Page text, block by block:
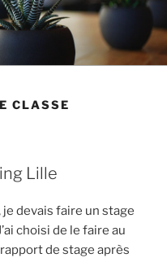
CLASSE
Lille
devais faire un stage
choisi de le faire au
de stage après